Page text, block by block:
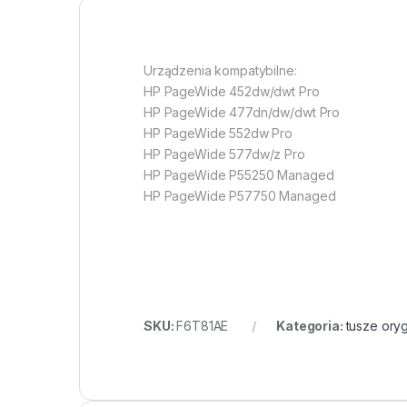
Urządzenia kompatybilne:
HP PageWide 452dw/dwt Pro
HP PageWide 477dn/dw/dwt Pro
HP PageWide 552dw Pro
HP PageWide 577dw/z Pro
HP PageWide P55250 Managed
HP PageWide P57750 Managed
SKU:F6T81AE Kategoria:tusze